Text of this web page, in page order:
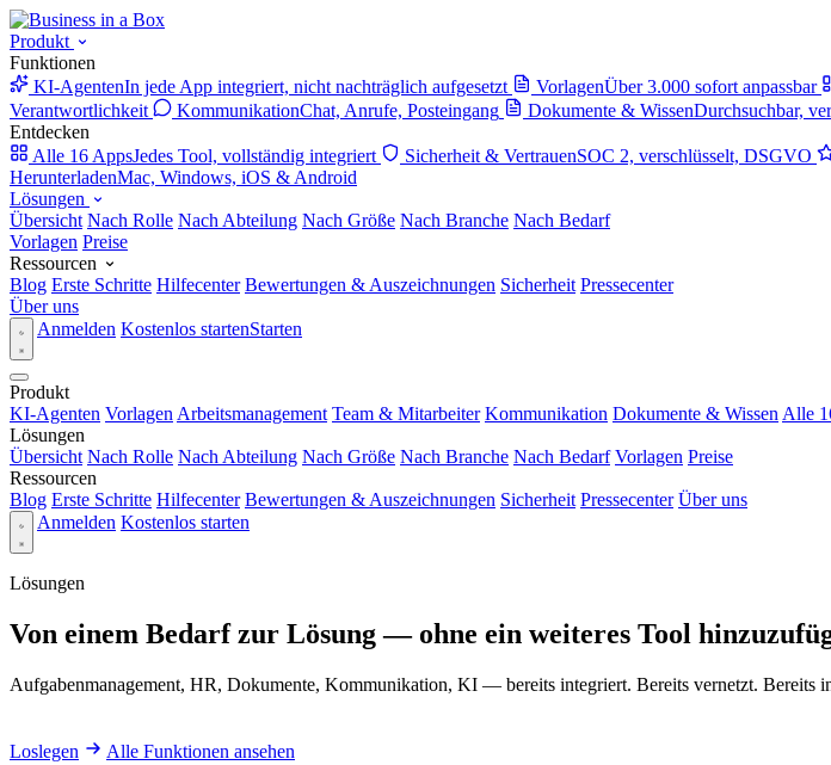
Produkt
Funktionen
KI-AgentenIn jede App integriert, nicht nachträglich aufgesetzt VorlagenÜber 3.000 sofort anpassbar
Verantwortlichkeit
KommunikationChat, Anrufe, Posteingang Dokumente & WissenDurchsuchbar,
Entdecken
Alle 16 AppsJedes Tool, vollständig integriert Sicherheit & VertrauenSOC 2, verschlüsselt, DSGVO
HerunterladenMac, Windows, iOS & Android
Lösungen
Übersicht Nach Rolle Nach Abteilung Nach Größe Nach Branche Nach Bedarf
Vorlagen Preise
Ressourcen
Blog Erste Schritte Hilfecenter Bewertungen & Auszeichnungen Sicherheit Pressecenter
Über uns
Anmelden Kostenlos startenStarten
Produkt
KI-Agenten Vorlagen Arbeitsmanagement Team & Mitarbeiter Kommunikation Dokumente & Wissen Alle
Lösungen
Übersicht Nach Rolle Nach Abteilung Nach Größe Nach Branche Nach Bedarf Vorlagen Preise
Ressourcen
Blog Erste Schritte Hilfecenter Bewertungen & Auszeichnungen Sicherheit Pressecenter Über uns
Anmelden Kostenlos starten
Lösungen
Von einem Bedarf zur Lösung — ohne ein weiteres Tool
Aufgabenmanagement, HR, Dokumente, Kommunikation, KI — bereits integriert. Bereits vernetzt. Bereits
Loslegen Alle Funktionen ansehen